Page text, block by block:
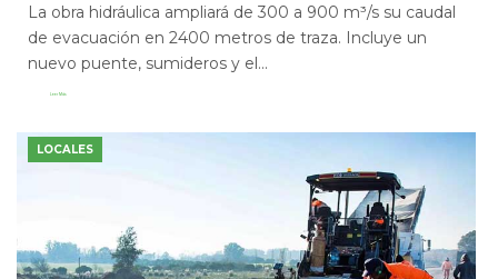
La obra hidráulica ampliará de 300 a 900 m³/s su caudal
de evacuación en 2400 metros de traza. Incluye un
nuevo puente, sumideros y el...
Leer Más
LOCALES